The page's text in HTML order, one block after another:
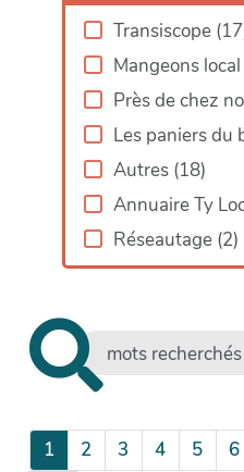
Transiscope (17
Mangeons local
Près de chez
Les paniers du
Autres (18)
Annuaire Ty
Réseautage (2)
1 2 3 4 5 6